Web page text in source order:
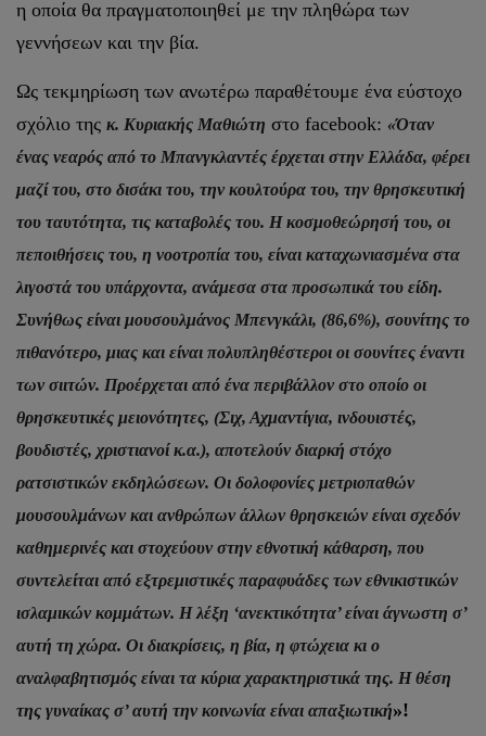
η οποία θα πραγματοποιηθεί με την πληθώρα των
γεννήσεων και την βία.
Ως τεκμηρίωση των ανωτέρω παραθέτουμε ένα εύστοχο
σχόλιο της κ. Κυριακής Μαθιώτη στο facebook: «Όταν
ένας νεαρός από το Μπανγκλαντές έρχεται στην Ελλάδα, φέρει
μαζί του, στο δισάκι του, την κουλτούρα του, την θρησκευτική
του ταυτότητα, τις καταβολές του. Η κοσμοθεώρησή του, οι
πεποιθήσεις του, η νοοτροπία του, είναι καταχωνιασμένα στα
λιγοστά του υπάρχοντα, ανάμεσα στα προσωπικά του είδη.
Συνήθως είναι μουσουλμάνος Μπενγκάλι, (86,6%), σουνίτης το
πιθανότερο, μιας και είναι πολυπληθέστεροι οι σουνίτες έναντι
των σιιτών. Προέρχεται από ένα περιβάλλον στο οποίο οι
θρησκευτικές μειονότητες, (Σιχ, Αχμαντίγια, ινδουιστές,
βουδιστές, χριστιανοί κ.α.), αποτελούν διαρκή στόχο
ρατσιστικών εκδηλώσεων. Οι δολοφονίες μετριοπαθών
μουσουλμάνων και ανθρώπων άλλων θρησκειών είναι σχεδόν
καθημερινές και στοχεύουν στην εθνοτική κάθαρση, που
συντελείται από εξτρεμιστικές παραφυάδες των εθνικιστικών
ισλαμικών κομμάτων. Η λέξη ‘ανεκτικότητα’ είναι άγνωστη σ’
αυτή τη χώρα. Οι διακρίσεις, η βία, η φτώχεια κι ο
αναλφαβητισμός είναι τα κύρια χαρακτηριστικά της. Η θέση
της γυναίκας σ’ αυτή την κοινωνία είναι απαξιωτική»!